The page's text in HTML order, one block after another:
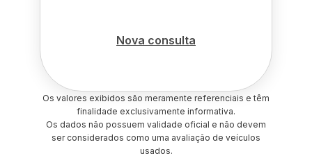
Nova consulta
Os valores exibidos são meramente referenciais e têm
finalidade exclusivamente informativa.
Os dados não possuem validade oficial e não devem
ser considerados como uma avaliação de veículos
usados.